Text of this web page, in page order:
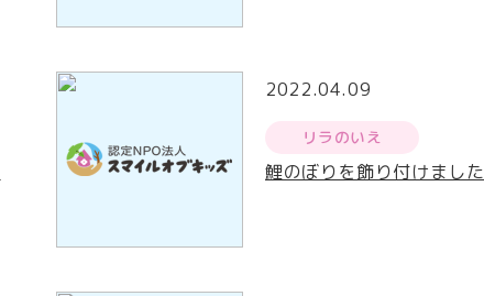
2022.04.09
リラのいえ
鯉のぼりを飾り付けました